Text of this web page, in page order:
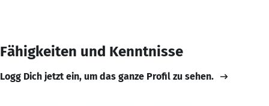
Fähigkeiten und Kenntnisse
Logg Dich jetzt ein, um das ganze Profil zu sehen.